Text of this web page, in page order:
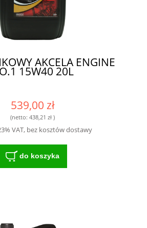
AKCELA ENGINE
15W40 20L
539,00 zł
(netto: 438,21 zł)
VAT, bez kosztów dostawy
do koszyka